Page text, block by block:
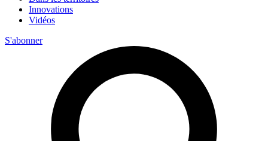
Innovations
Vidéos
S'abonner